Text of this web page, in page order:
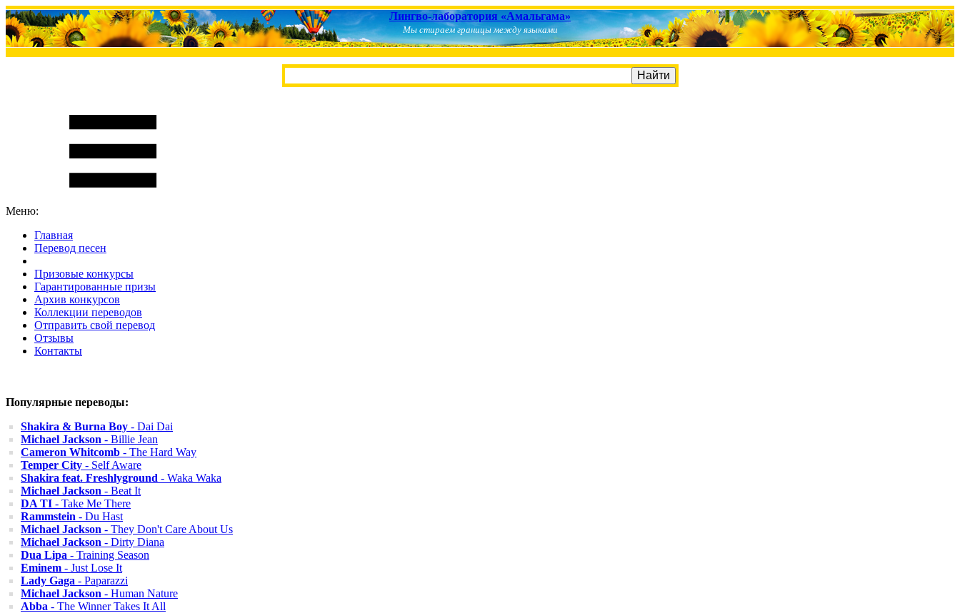
Лингво-лаборатория «Амальгама»
Мы стираем границы между языками
Меню:
Главная
Перевод песен
Призовые конкурсы
Гарантированные призы
Архив конкурсов
Коллекции переводов
Отправить свой перевод
Отзывы
Контакты
Популярные переводы:
Shakira & Burna Boy - Dai Dai
Michael Jackson - Billie Jean
Cameron Whitcomb - The Hard Way
Temper City - Self Aware
Shakira feat. Freshlyground - Waka Waka
Michael Jackson - Beat It
DA TI - Take Me There
Rammstein - Du Hast
Michael Jackson - They Don't Care About Us
Michael Jackson - Dirty Diana
Dua Lipa - Training Season
Eminem - Just Lose It
Lady Gaga - Paparazzi
Michael Jackson - Human Nature
Abba - The Winner Takes It All